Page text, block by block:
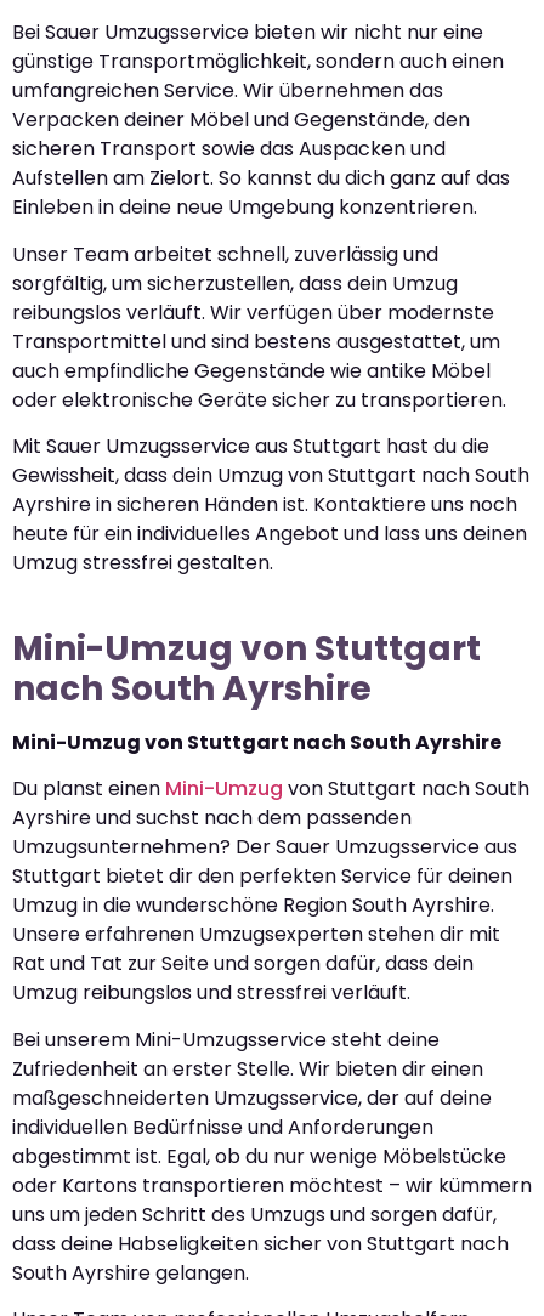
Bei Sauer Umzugsservice bieten wir nicht nur eine
günstige Transportmöglichkeit, sondern auch einen
umfangreichen Service. Wir übernehmen das
Verpacken deiner Möbel und Gegenstände, den
sicheren Transport sowie das Auspacken und
Aufstellen am Zielort. So kannst du dich ganz auf das
Einleben in deine neue Umgebung konzentrieren.
Unser Team arbeitet schnell, zuverlässig und
sorgfältig, um sicherzustellen, dass dein Umzug
reibungslos verläuft. Wir verfügen über modernste
Transportmittel und sind bestens ausgestattet, um
auch empfindliche Gegenstände wie antike Möbel
oder elektronische Geräte sicher zu transportieren.
Mit Sauer Umzugsservice aus Stuttgart hast du die
Gewissheit, dass dein Umzug von Stuttgart nach South
Ayrshire in sicheren Händen ist. Kontaktiere uns noch
heute für ein individuelles Angebot und lass uns deinen
Umzug stressfrei gestalten.
Mini-Umzug von Stuttgart
nach South Ayrshire
Mini-Umzug von Stuttgart nach South Ayrshire
Du planst einen Mini-Umzug von Stuttgart nach South
Ayrshire und suchst nach dem passenden
Umzugsunternehmen? Der Sauer Umzugsservice aus
Stuttgart bietet dir den perfekten Service für deinen
Umzug in die wunderschöne Region South Ayrshire.
Unsere erfahrenen Umzugsexperten stehen dir mit
Rat und Tat zur Seite und sorgen dafür, dass dein
Umzug reibungslos und stressfrei verläuft.
Bei unserem Mini-Umzugsservice steht deine
Zufriedenheit an erster Stelle. Wir bieten dir einen
maßgeschneiderten Umzugsservice, der auf deine
individuellen Bedürfnisse und Anforderungen
abgestimmt ist. Egal, ob du nur wenige Möbelstücke
oder Kartons transportieren möchtest – wir kümmern
uns um jeden Schritt des Umzugs und sorgen dafür,
dass deine Habseligkeiten sicher von Stuttgart nach
South Ayrshire gelangen.